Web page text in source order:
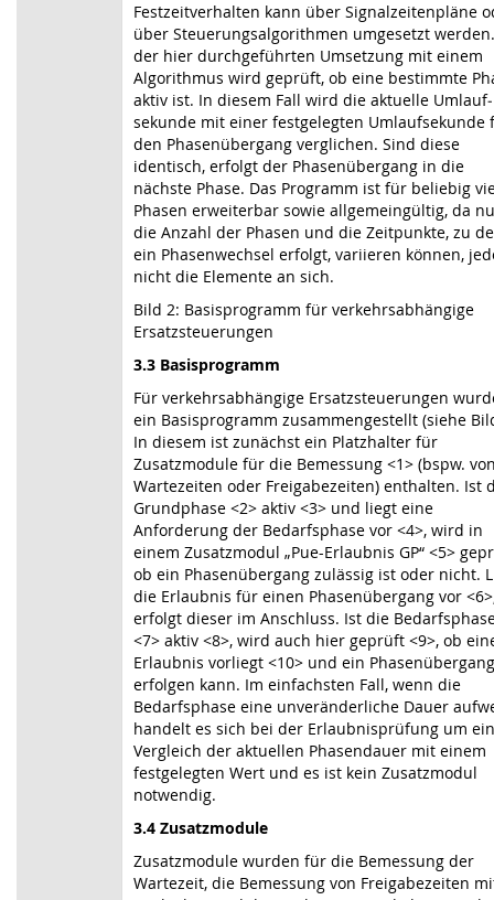
Festzeitverhalten kann über Signalzeitenpläne
über Steuerungsalgorithmen umgesetzt
der hier durchgeführten Umsetzung mit einem
Algorithmus wird geprüft, ob eine bestimmte
aktiv ist. In diesem Fall wird die aktuelle Umlauf­
sekunde mit einer fest­gelegten Umlaufsekunde
den Phasenübergang verglichen. Sind diese
identisch, erfolgt der Phasenübergang in die
nächste Phase. Das Programm ist für beliebig
Phasen erweiter­bar sowie allgemeingültig, da
die Anzahl der Phasen und die Zeitpunkte, zu
ein Phasenwechsel erfolgt, variieren können,
nicht die Elemente an sich.
Bild 2: Basisprogramm für verkehrsabhängige
Ersatzsteuerungen
3.3 Basisprogramm
Für verkehrsabhängige Ersatzsteuerungen
ein Basisprogramm zusammengestellt (siehe
In diesem ist zunächst ein Platzhalter für
Zusatzmodule für die Bemessung <1> (bspw.
Wartezeiten oder Freigabezeiten) enthalten. Ist
Grundphase <2> aktiv <3> und liegt eine
Anforderung der Bedarfsphase vor <4>, wird in
einem Zusatzmodul „Pue-Erlaubnis GP“ <5>
ob ein Phasenübergang zulässig ist oder nicht.
die Erlaubnis für einen Phasenübergang vor
erfolgt dieser im Anschluss. Ist die
<7> aktiv <8>, wird auch hier geprüft <9>, ob
Erlaubnis vorliegt <10> und ein Phasenübergang
erfolgen kann. Im einfachsten Fall, wenn die
Bedarfsphase eine unveränderliche Dauer
handelt es sich bei der Erlaubnisprüfung um
Vergleich der aktuellen Phasendauer mit einem
festgelegten Wert und es ist kein Zusatzmodul
notwendig.
3.4 Zusatzmodule
Zusatzmodule wurden für die Bemessung der
Wartezeit, die Bemessung von Freigabezeiten